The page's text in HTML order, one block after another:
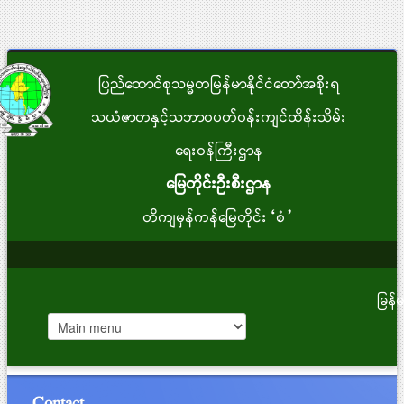
ပြည်ထောင်စုသမ္မတမြန်မာနိုင်ငံတော်အစိုးရ
သယံဇာတနှင့်သဘာဝပတ်ဝန်းကျင်ထိန်းသိမ်း
ရေးဝန်ကြီးဌာန
မြေတိုင်းဦးစီးဌာန
တိကျမှန်ကန်မြေတိုင်း“စံ”
မြ